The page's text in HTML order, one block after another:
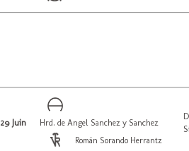
29 Juin
Hrd. de Angel Sanchez y Sanchez
Román Sorando Herrantz